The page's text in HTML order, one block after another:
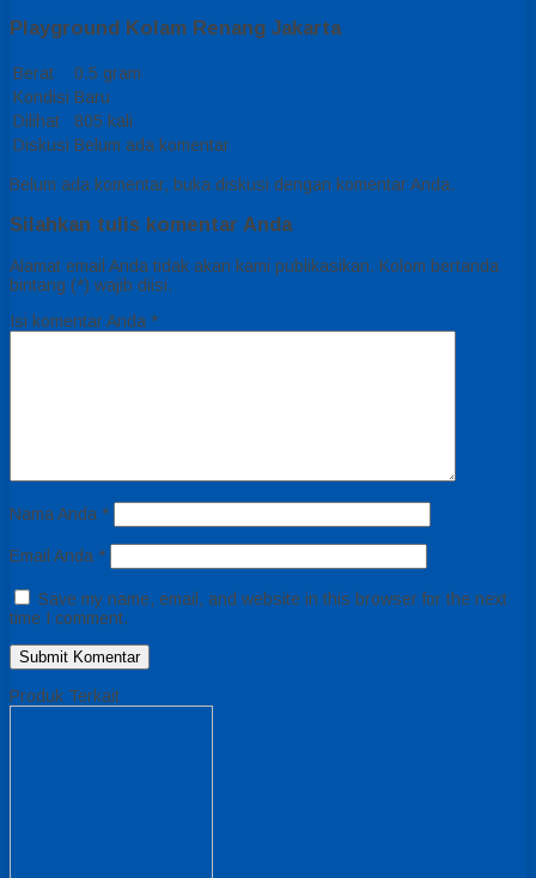
Playground Kolam Renang Jakarta
Berat
0.5 gram
Kondisi Baru
Dilihat
805 kali
Diskusi Belum ada komentar
Belum ada komentar, buka diskusi dengan komentar Anda.
Silahkan tulis komentar Anda
Alamat email Anda tidak akan kami publikasikan. Kolom bertanda
bintang (*) wajib diisi.
Isi komentar Anda *
Nama Anda *
Email Anda *
Save my name, email, and website in this browser for the next
time I comment.
Produk Terkait